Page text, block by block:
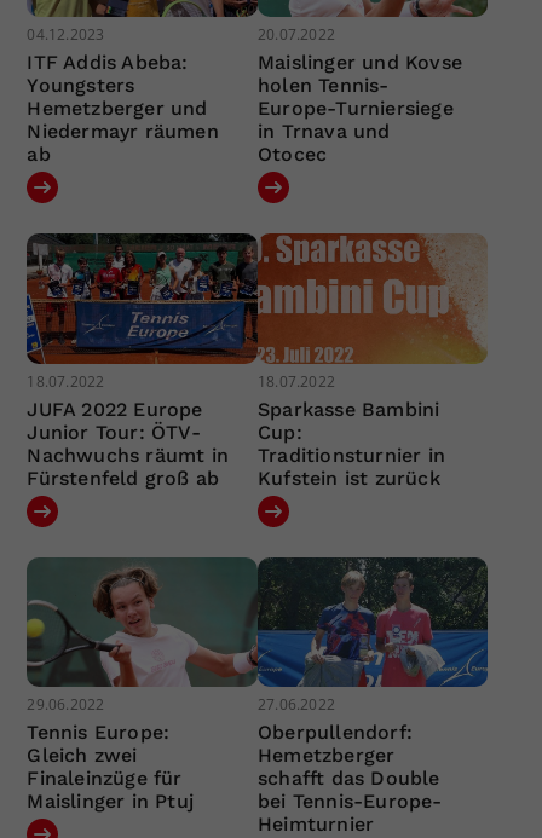
04.12.2023
ITF Addis Abeba:
Youngsters
Hemetzberger und
Niedermayr räumen
ab
20.07.2022
Maislinger und Kovse
holen Tennis-
Europe-Turniersiege
in Trnava und
Otocec
18.07.2022
JUFA 2022 Europe
Junior Tour: ÖTV-
Nachwuchs räumt in
Fürstenfeld groß ab
18.07.2022
Sparkasse Bambini
Cup:
Traditionsturnier in
Kufstein ist zurück
29.06.2022
Tennis Europe:
Gleich zwei
Finaleinzüge für
Maislinger in Ptuj
27.06.2022
Oberpullendorf:
Hemetzberger
schafft das Double
bei Tennis-Europe-
Heimturnier